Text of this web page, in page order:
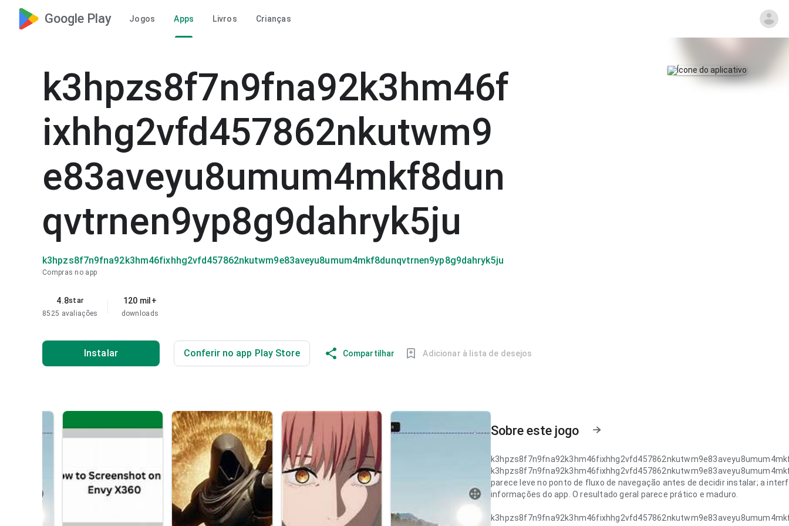
Google Play Jogos Apps Livros Crianças
k3hpzs8f7n9fna92k3hm46f
ixhhg2vfd457862nkutwm9
e83aveyu8umum4mkf8dun
qvtrnen9yp8g9dahryk5ju
k3hpzs8f7n9fna92k3hm46fixhhg2vfd457862nkutwm9e83aveyu8umum4mkf8dunqvtrnen9yp8g9dahryk5ju
Compras no app
4.8star
8525 avaliações
120 mil+
downloads
Instalar Conferir no app Play Store Compartilhar Adicionar à lista de desejos
Sobre este jogo
parece leve no ponto de fluxo de navegação antes de decidir instalar; a
informações do app. O resultado geral parece prático e maduro.